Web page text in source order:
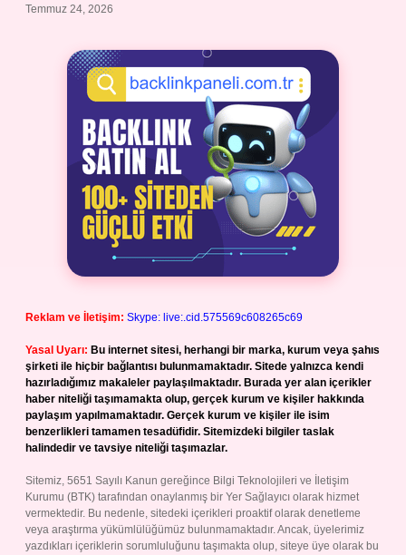
Temmuz 24, 2026
Reklam ve İletişim: Skype: live:.cid.575569c608265c69
Yasal Uyarı: Bu internet sitesi, herhangi bir marka, kurum veya şahıs
şirketi ile hiçbir bağlantısı bulunmamaktadır. Sitede yalnızca kendi
hazırladığımız makaleler paylaşılmaktadır. Burada yer alan içerikler
haber niteliği taşımamakta olup, gerçek kurum ve kişiler hakkında
paylaşım yapılmamaktadır. Gerçek kurum ve kişiler ile isim
benzerlikleri tamamen tesadüfidir. Sitemizdeki bilgiler taslak
halindedir ve tavsiye niteliği taşımazlar.
Sitemiz, 5651 Sayılı Kanun gereğince Bilgi Teknolojileri ve İletişim
Kurumu (BTK) tarafından onaylanmış bir Yer Sağlayıcı olarak hizmet
vermektedir. Bu nedenle, sitedeki içerikleri proaktif olarak denetleme
veya araştırma yükümlülüğümüz bulunmamaktadır. Ancak, üyelerimiz
yazdıkları içeriklerin sorumluluğunu taşımakta olup, siteye üye olarak bu